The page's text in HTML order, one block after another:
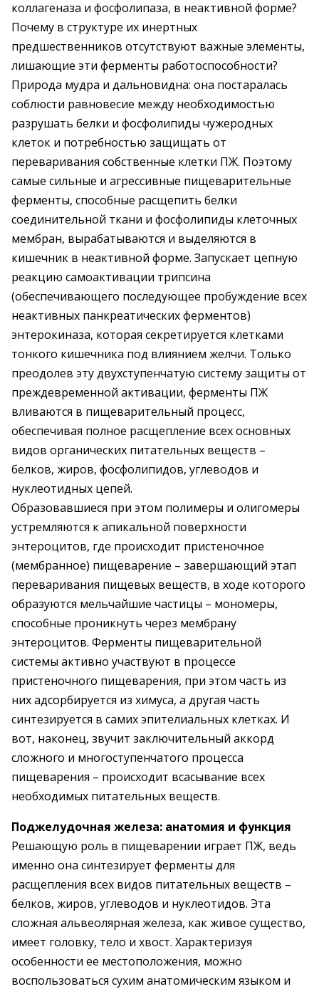
коллагеназа и фосфолипаза, в неактивной форме?
Почему в структуре их инертных
предшественников отсутствуют важные элементы,
лишающие эти ферменты работоспособности?
Природа мудра и дальновидна: она постаралась
соблюсти равновесие между необходимостью
разрушать белки и фосфолипиды чужеродных
клеток и потребностью защищать от
переваривания собственные клетки ПЖ. Поэтому
самые сильные и агрессивные пищеварительные
ферменты, способные расщепить белки
соединительной ткани и фосфолипиды клеточных
мембран, вырабатываются и выделяются в
кишечник в неактивной форме. Запускает цепную
реакцию самоактивации трипсина
(обеспечивающего последующее пробуждение всех
неактивных панкреатических ферментов)
энтерокиназа, которая секретируется клетками
тонкого кишечника под влиянием желчи. Только
преодолев эту двухступенчатую систему защиты от
преждевременной активации, ферменты ПЖ
вливаются в пищеварительный процесс,
обеспечивая полное расщепление всех основных
видов органических питательных веществ –
белков, жиров, фосфолипидов, углеводов и
нуклеотидных цепей.
Образовавшиеся при этом полимеры и олигомеры
устремляются к апикальной поверхности
энтероцитов, где происходит пристеночное
(мембранное) пищеварение – завершающий этап
переваривания пищевых веществ, в ходе которого
образуются мельчайшие частицы – мономеры,
способные проникнуть через мембрану
энтероцитов. Ферменты пищеварительной
системы активно участвуют в процессе
пристеночного пищеварения, при этом часть из
них адсорбируется из химуса, а другая часть
синтезируется в самих эпителиальных клетках. И
вот, наконец, звучит заключительный аккорд
сложного и многоступенчатого процесса
пищеварения – происходит всасывание всех
необходимых питательных веществ.
Поджелудочная железа: анатомия и функция
Решающую роль в пищеварении играет ПЖ, ведь
именно она синтезирует ферменты для
расщепления всех видов питательных веществ –
белков, жиров, углеводов и нуклеотидов. Эта
сложная альвеолярная железа, как живое существо,
имеет головку, тело и хвост. Характеризуя
особенности ее местоположения, можно
воспользоваться сухим анатомическим языком и